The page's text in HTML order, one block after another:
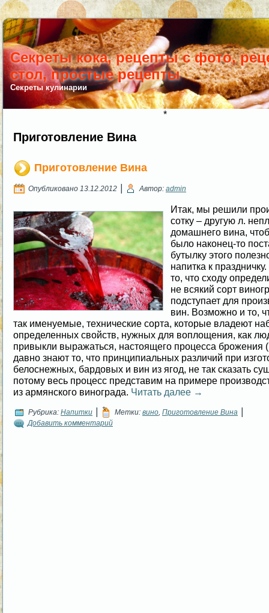
Секреты кока, рецепты с фото,
стол, простые рецепты
Секреты кулинарии
*
Приготовление Вина
Приготовление Вина
Опубликовано 13.12.2012 | Автор: admin
Итак, мы решили
сотку – другую л.
домашнего вина,
было наконец-то
бутылку этого
напитка к
то, что сходу
не всякий сорт
подступает для
вин. Возможно и то,
так именуемые, технические сорта, которые владеют
определенных свойств, нужных для воплощения, как
привыкли выражаться, настоящего процесса брожения
давно знают то, что принципиальных различий при
белоснежных, бардовых и вин из ягод, не так сказать
потому весь процесс представим на примере
из армянского винограда. Читать далее →
Рубрика: Напитки | Метки: вино, Приготовление Вина |
Добавить комментарий